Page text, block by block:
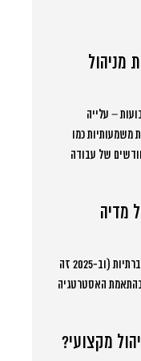
מניהול
נראות כבר אחרי 4-6 שבועות – עלייה
משמעותיות כמו
ומכירות מתחילות להופיע אחרי 2-3 חודשים של עבודה
מדיה
אם הלקוחות שלכם משתמשים ברשתות החברתיות (וב-2025 זה
האסטרטגיה
מקצועי?